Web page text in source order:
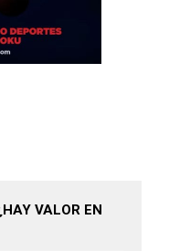
VALOR EN